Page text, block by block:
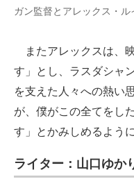
ガン監督とアレックス・ル
またアレックスは、
す」とし、ラスダシャ
を支えた人々への熱い
が、僕がこの全てをし
す」とかみしめるよう
ライター：山口ゆか